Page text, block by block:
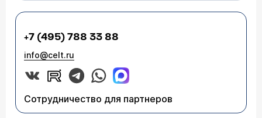
+7 (495) 788 33 88
info@celt.ru
Сотрудничество для партнеров